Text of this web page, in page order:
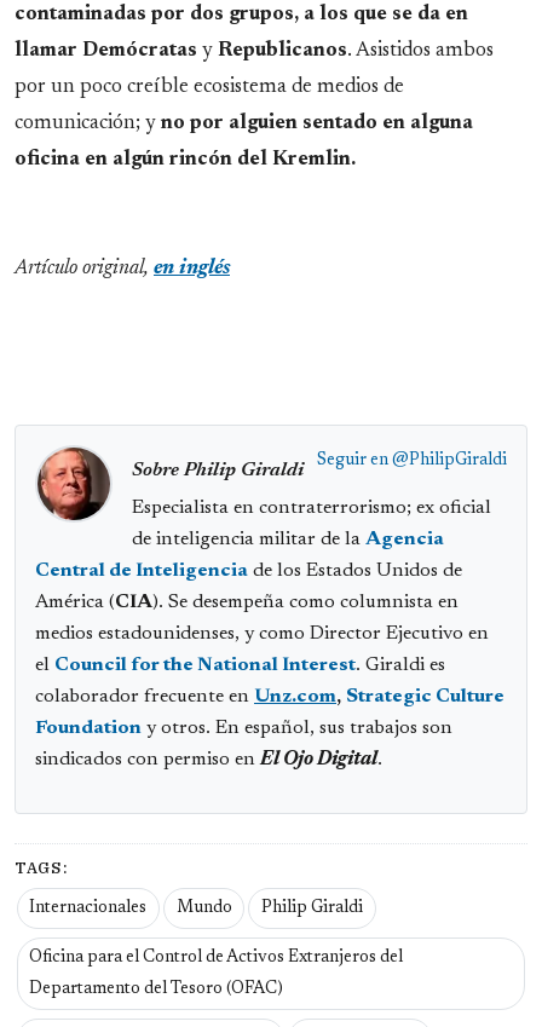
contaminadas por dos grupos, a los que se da en
llamar Demócratas y Republicanos. Asistidos ambos
por un poco creíble ecosistema de medios de
comunicación; y no por alguien sentado en alguna
oficina en algún rincón del Kremlin.
Artículo original, en inglés
Seguir en @PhilipGiraldi
Sobre Philip Giraldi
Especialista en contraterrorismo; ex oficial
de inteligencia militar de la Agencia
Central de Inteligencia de los Estados Unidos de
América (CIA). Se desempeña como columnista en
medios estadounidenses, y como Director Ejecutivo en
el Council for the National Interest. Giraldi es
colaborador frecuente en Unz.com, Strategic Culture
Foundation y otros. En español, sus trabajos son
sindicados con permiso enEl Ojo Digital.
TAGS:
Internacionales Mundo Philip Giraldi
Oficina para el Control de Activos Extranjeros del
Departamento del Tesoro (OFAC)